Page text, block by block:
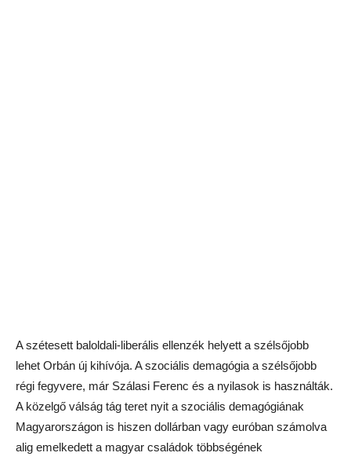
A szétesett baloldali-liberális ellenzék helyett a szélsőjobb
lehet Orbán új kihívója. A szociális demagógia a szélsőjobb
régi fegyvere, már Szálasi Ferenc és a nyilasok is használták.
A közelgő válság tág teret nyit a szociális demagógiának
Magyarországon is hiszen dollárban vagy euróban számolva
alig emelkedett a magyar családok többségének